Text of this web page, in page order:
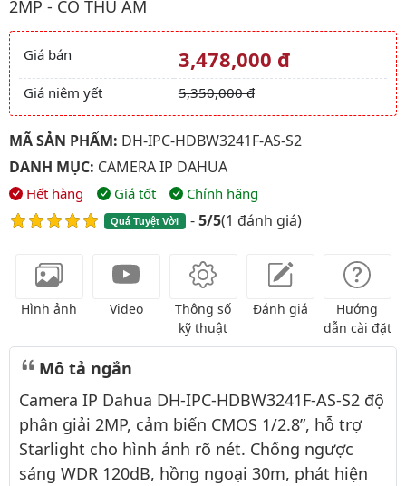
2MP - CÓ THU ÂM
Giá và khuyến mãi
Giá bán 3,478,000 đ
Giá niêm yết 5,350,000 đ
MÃ SẢN PHẨM: DH-IPC-HDBW3241F-AS-S2
DANH MỤC: CAMERA IP DAHUA
Hết hàng Giá tốt Chính hãng
Quá Tuyệt Vời -5/5(1 đánh giá)
Hình ảnh Video
Thông số
kỹ thuật
Đánh giá
Hướng
dẫn cài đặt
Mô tả ngắn
Camera IP Dahua DH-IPC-HDBW3241F-AS-S2 độ
phân giải 2MP, cảm biến CMOS 1/2.8”, hỗ trợ
Starlight cho hình ảnh rõ nét. Chống ngược
sáng WDR 120dB, hồng ngoại 30m, phát hiện